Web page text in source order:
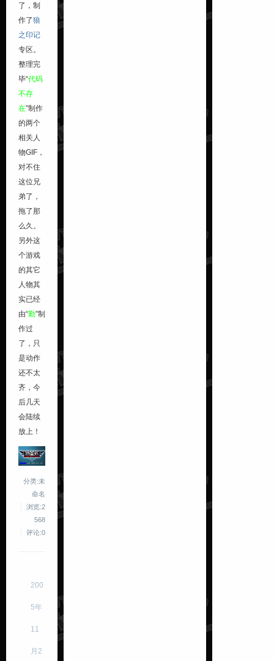
了，制
作了狼
之印记
专区。
整理完
毕“代码
不存
在”制作
的两个
相关人
物GIF，
对不住
这位兄
弟了，
拖了那
么久。
另外这
个游戏
的其它
人物其
实已经
由“勤”制
作过
了，只
是动作
还不太
齐，今
后几天
会陆续
放上！
分类:未
命名
浏览:2
568
评论:0
200
5年
11
月2